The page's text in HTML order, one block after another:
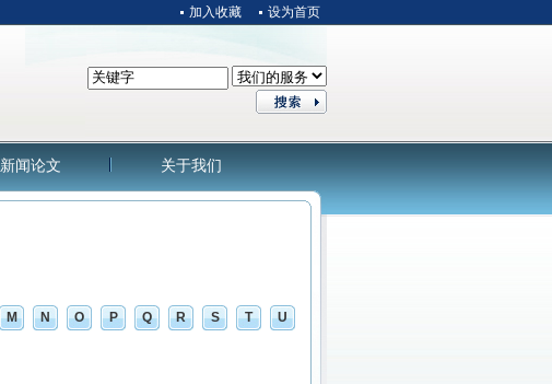
加入收藏 设为首页
新闻论文 关于我们
M N O P Q R S T U